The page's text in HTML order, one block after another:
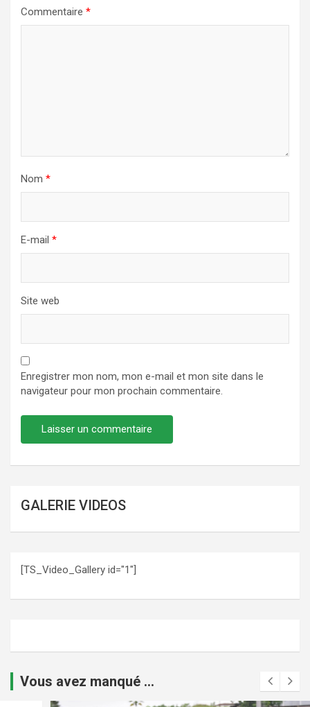
Commentaire *
Nom *
E-mail *
Site web
Enregistrer mon nom, mon e-mail et mon site dans le
navigateur pour mon prochain commentaire.
GALERIE VIDEOS
[TS_Video_Gallery id="1"]
Vous avez manqué ...